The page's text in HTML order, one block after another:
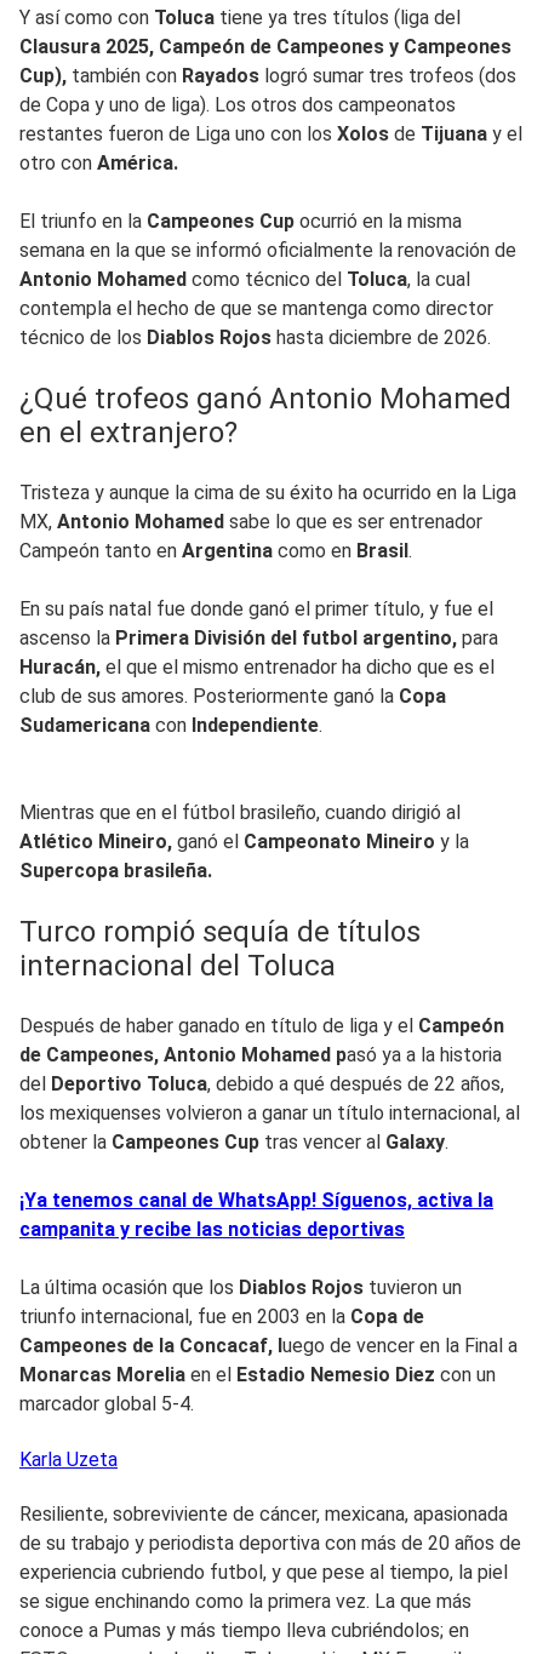
Y así como con Toluca tiene ya tres títulos (liga del
Clausura 2025, Campeón de Campeones y Campeones
Cup), también con Rayados logró sumar tres trofeos (dos
de Copa y uno de liga). Los otros dos campeonatos
restantes fueron de Liga uno con los Xolos de Tijuana y el
otro con América.
El triunfo en la Campeones Cup ocurrió en la misma
semana en la que se informó oficialmente la renovación de
Antonio Mohamed como técnico del Toluca, la cual
contempla el hecho de que se mantenga como director
técnico de los Diablos Rojos hasta diciembre de 2026.
¿Qué trofeos ganó Antonio Mohamed
en el extranjero?
Tristeza y aunque la cima de su éxito ha ocurrido en la Liga
MX, Antonio Mohamed sabe lo que es ser entrenador
Campeón tanto en Argentina como en Brasil.
En su país natal fue donde ganó el primer título, y fue el
ascenso la Primera División del futbol argentino, para
Huracán, el que el mismo entrenador ha dicho que es el
club de sus amores. Posteriormente ganó la Copa
Sudamericana con Independiente.
Mientras que en el fútbol brasileño, cuando dirigió al
Atlético Mineiro, ganó el Campeonato Mineiro y la
Supercopa brasileña.
Turco rompió sequía de títulos
internacional del Toluca
Después de haber ganado en título de liga y el Campeón
de Campeones, Antonio Mohamed pasó ya a la historia
del Deportivo Toluca, debido a qué después de 22 años,
los mexiquenses volvieron a ganar un título internacional, al
obtener la Campeones Cup tras vencer al Galaxy.
¡Ya tenemos canal de WhatsApp! Síguenos, activa la
campanita y recibe las noticias deportivas
La última ocasión que los Diablos Rojos tuvieron un
triunfo internacional, fue en 2003 en la Copa de
Campeones de la Concacaf, luego de vencer en la Final a
Monarcas Morelia en el Estadio Nemesio Diez con un
marcador global 5-4.
Karla Uzeta
Resiliente, sobreviviente de cáncer, mexicana, apasionada
de su trabajo y periodista deportiva con más de 20 años de
experiencia cubriendo futbol, y que pese al tiempo, la piel
se sigue enchinando como la primera vez. La que más
conoce a Pumas y más tiempo lleva cubriéndolos; en